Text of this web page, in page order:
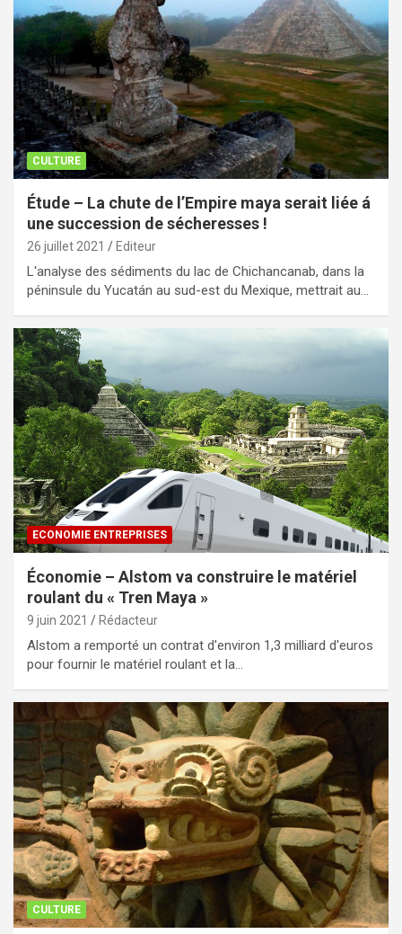
CULTURE
Étude – La chute de l’Empire maya serait liée á
une succession de sécheresses !
26 juillet 2021 Editeur
L'analyse des sédiments du lac de Chichancanab, dans la
péninsule du Yucatán au sud-est du Mexique, mettrait au…
ECONOMIE ENTREPRISES
Économie – Alstom va construire le matériel
roulant du « Tren Maya »
9 juin 2021 Rédacteur
Alstom a remporté un contrat d'environ 1,3 milliard d'euros
pour fournir le matériel roulant et la…
CULTURE